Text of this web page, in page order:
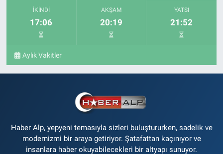
İKINDI
17:06
AKŞAM
20:19
YATSI
21:52
Aylık Vakitler
Haber Alp, yepyeni temasıyla sizleri buluştururken, sadelik ve
modernizmi bir araya getiriyor. Şatafattan kaçınıyor ve
insanlara haber okuyabilecekleri bir altyapı sunuyor.